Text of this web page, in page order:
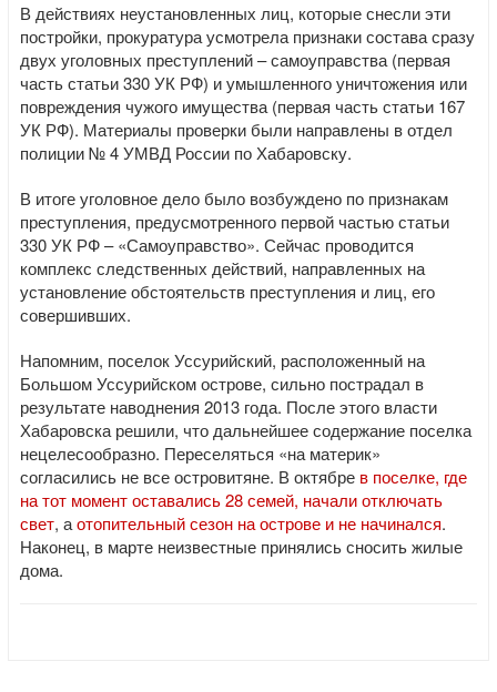
В действиях неустановленных лиц, которые снесли эти
постройки, прокуратура усмотрела признаки состава сразу
двух уголовных преступлений – самоуправства (первая
часть статьи 330 УК РФ) и умышленного уничтожения или
повреждения чужого имущества (первая часть статьи 167
УК РФ). Материалы проверки были направлены в отдел
полиции № 4 УМВД России по Хабаровску.
В итоге уголовное дело было возбуждено по признакам
преступления, предусмотренного первой частью статьи
330 УК РФ – «Самоуправство». Сейчас проводится
комплекс следственных действий, направленных на
установление обстоятельств преступления и лиц, его
совершивших.
Напомним, поселок Уссурийский, расположенный на
Большом Уссурийском острове, сильно пострадал в
результате наводнения 2013 года. После этого власти
Хабаровска решили, что дальнейшее содержание поселка
нецелесообразно. Переселяться «на материк»
согласились не все островитяне. В октябре в поселке, где
на тот момент оставались 28 семей, начали отключать
свет, аотопительный сезон на острове и не начинался.
Наконец, в марте неизвестные принялись сносить жилые
дома.